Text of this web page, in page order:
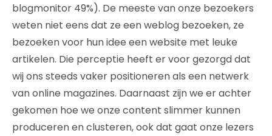
blogmonitor 49%). De meeste van onze bezoekers
weten niet eens dat ze een weblog bezoeken, ze
bezoeken voor hun idee een website met leuke
artikelen. Die perceptie heeft er voor gezorgd dat
wij ons steeds vaker positioneren als een netwerk
van online magazines. Daarnaast zijn we er achter
gekomen hoe we onze content slimmer kunnen
produceren en clusteren, ook dat gaat onze lezers